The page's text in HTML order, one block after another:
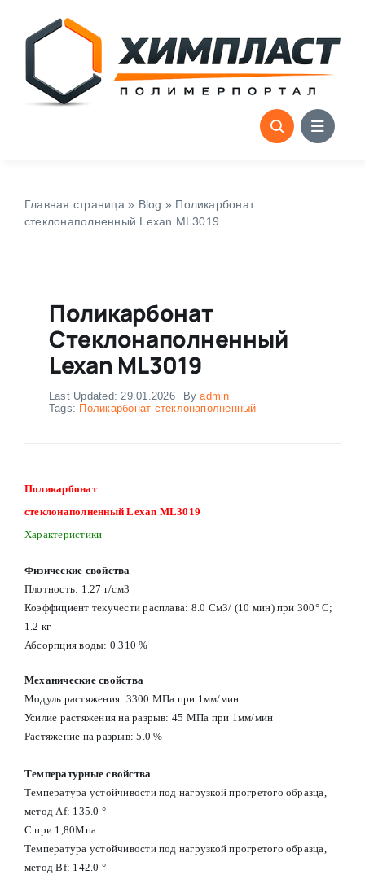
content
Главная страница » Blog » Поликарбонат
стеклонаполненный Lexan ML3019
Поликарбонат
Стеклонаполненный
Lexan ML3019
Last Updated: 29.01.2026 Byadmin
Tags: Поликарбонат стеклонаполненный
Поликарбонат
стеклонаполненный Lexan ML3019
Характеристики
Физические свойства
Плотность: 1.27 г/см3
Коэффициент текучести расплава: 8.0 См3/ (10 мин) при 300° С;
1.2 кг
Абсорпция воды: 0.310 %
Механические свойства
Модуль растяжения: 3300 МПа при 1мм/мин
Усилие растяжения на разрыв: 45 МПа при 1мм/мин
Растяжение на разрыв: 5.0 %
Температурные свойства
Температура устойчивости под нагрузкой прогретого образца,
метод Af: 135.0 °
С при 1,80Мпа
Температура устойчивости под нагрузкой прогретого образца,
метод Вf: 142.0 °